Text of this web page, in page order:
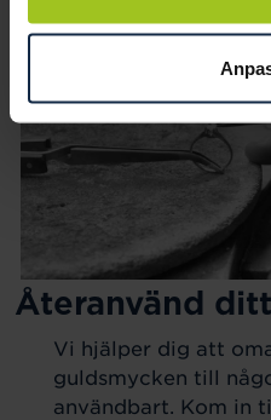
Återanvänd
Vi hjälper dig att
guldsmycken till
användbart. Kom in